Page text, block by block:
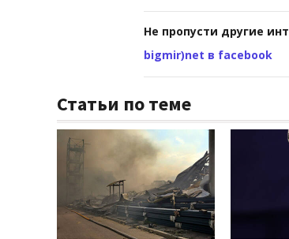
Не пропусти другие
bigmir)net в facebook
Статьи по теме